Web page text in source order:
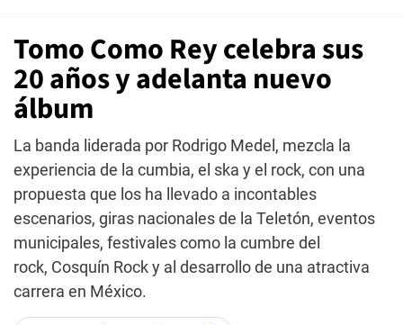
Tomo Como Rey celebra sus
20 años y adelanta nuevo
álbum
La banda liderada por Rodrigo Medel, mezcla la
experiencia de la cumbia, el ska y el rock, con una
propuesta que los ha llevado a incontables
escenarios, giras nacionales de la Teletón, eventos
municipales, festivales como la cumbre del
rock, Cosquín Rock y al desarrollo de una atractiva
carrera en México.